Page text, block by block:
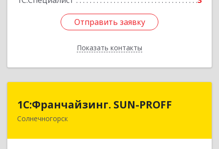
Отправить заявку
Показать контакты
Отправить заявку
Назад
1С:Франчайзинг. SUN-PROFF
Солнечногорск
1С:Франчайзинг. SUN-PROFF
141503, Московская обл, Солнечногорский р-н,